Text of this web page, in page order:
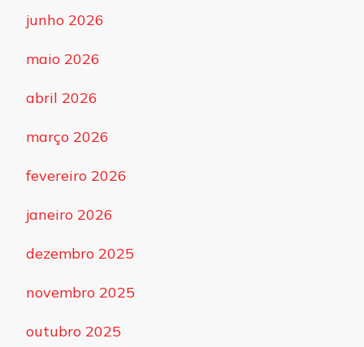
junho 2026
maio 2026
abril 2026
março 2026
fevereiro 2026
janeiro 2026
dezembro 2025
novembro 2025
outubro 2025